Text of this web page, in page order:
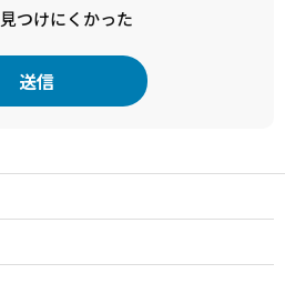
見つけにくかった